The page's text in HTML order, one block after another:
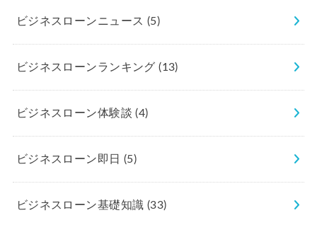
ビジネスローンニュース (5)
ビジネスローンランキング(13)
ビジネスローン体験談(4)
ビジネスローン即日 (5)
ビジネスローン基礎知識 (33)